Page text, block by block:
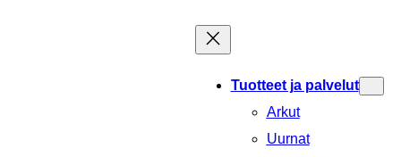
Tuotteet ja palvelut
Arkut
Uurnat